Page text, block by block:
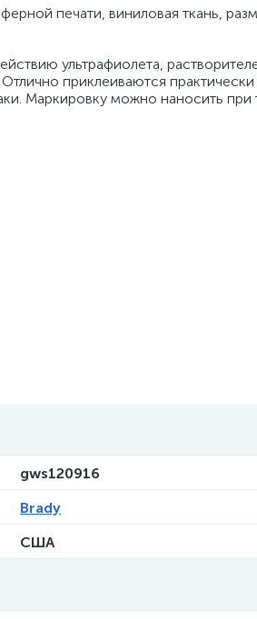
печати, виниловая ткань,
ультрафиолета,
приклеиваются
Маркировку можно наносить при
gws120916
Brady
США